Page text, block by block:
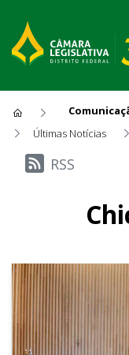
Últimas Notícias
Últimas
RSS